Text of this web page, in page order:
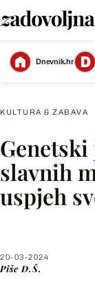
Dnevnik.hr
KULTURA & ZABAVA
slavnih
uspjeh
20-03-2024
Piše D.Š.